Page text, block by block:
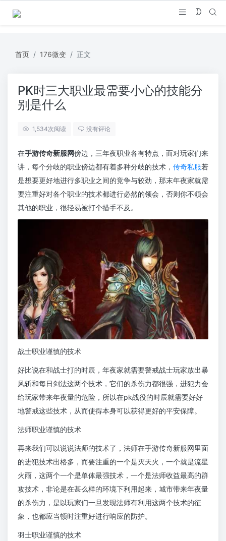
首页 176微变 正文
PK时三大职业最需要小心的技能分
别是什么
1,534次阅读 没有评论
在手游传奇新服网傍边，三年夜职业各有特点，而对玩家们来
讲，每个分歧的职业傍边都有着多种分歧的技术， 传奇私服若
是想要更好地进行多职业之间的竞争与较劲，那末年夜家就需
要注重好对各个职业的技术都进行必然的领会，否则你不领会
其他的职业，很轻易被打个措手不及。
战士职业谨慎的技术
好比说在和战士打的时辰，年夜家就需要警戒战士玩家放出暴
风斩和每日剑法这两个技术，它们的杀伤力都很强，进犯力会
给玩家带来年夜量的危险，所以在pk战役的时辰就需要好好
地警戒这些技术，从而使得本身可以获得更好的平安保障。
法师职业谨慎的技术
再来我们可以说说法师的技术了，法师在手游传奇新服网里面
的进犯技术出格多，而要注重的一个是灭天火，一个就是流星
火雨，这两个一个是单体最强技术，一个是法师收益最高的群
攻技术，非论是在甚么样的环境下利用起来，城市带来年夜量
的杀伤力，是以玩家们一旦发现法师有利用这两个技术的征
象，也都应当顿时注重好进行响应的防护。
羽士职业谨慎的技术